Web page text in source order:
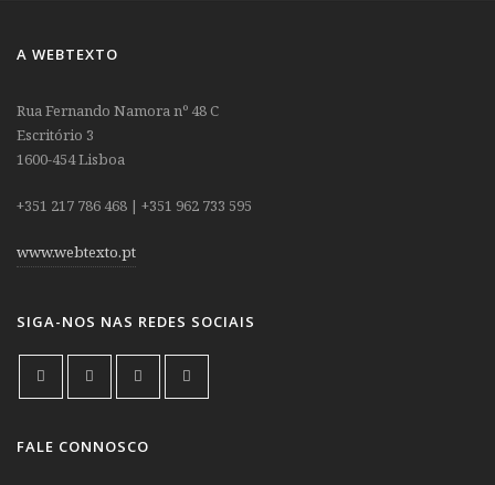
A WEBTEXTO
Rua Fernando Namora nº 48 C
Escritório 3
1600-454 Lisboa
+351 217 786 468 | +351 962 733 595
www.webtexto.pt
SIGA-NOS NAS REDES SOCIAIS
FALE CONNOSCO